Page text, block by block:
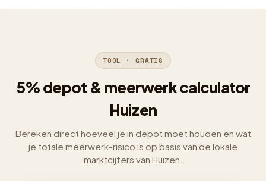
TOOL · GRATIS
5% depot & meerwerk calculator
Huizen
Bereken direct hoeveel je in depot moet houden en wat
je totale meerwerk-risico is op basis van de lokale
marktcijfers van Huizen.